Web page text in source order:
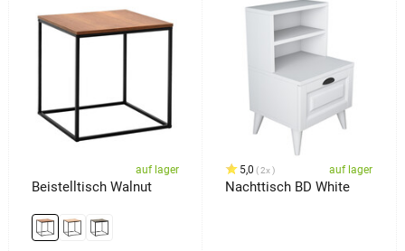
auf lager
Beistelltisch Walnut
5,0 2x auf lager
Nachttisch BD White